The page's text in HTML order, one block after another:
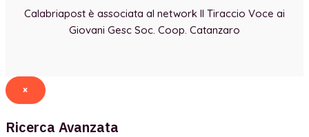
Calabriapost è associata al network Il Tiraccio Voce ai
Giovani Gesc Soc. Coop. Catanzaro
×
Ricerca Avanzata